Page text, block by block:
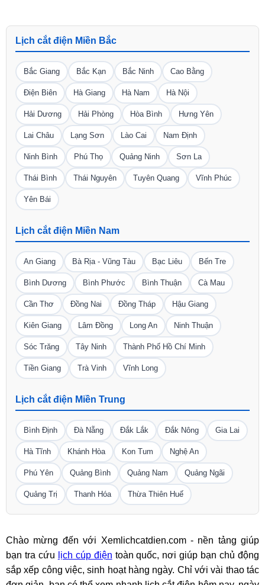
Lịch cắt điện Miền Bắc
Bắc Giang Bắc Kạn Bắc Ninh Cao Bằng
Điện Biên Hà Giang Hà Nam Hà Nội
Hải Dương Hải Phòng Hòa Bình Hưng Yên
Lai Châu Lạng Sơn Lào Cai Nam Định
Ninh Bình Phú Thọ Quảng Ninh Sơn La
Thái Bình Thái Nguyên Tuyên Quang Vĩnh Phúc
Yên Bái
Lịch cắt điện Miền Nam
An Giang Bà Rịa - Vũng Tàu Bạc Liêu Bến Tre
Bình Dương Bình Phước Bình Thuận Cà Mau
Cần Thơ Đồng Nai Đồng Tháp Hậu Giang
Kiên Giang Lâm Đồng Long An Ninh Thuận
Sóc Trăng Tây Ninh Thành Phố Hồ Chí Minh
Tiền Giang Trà Vinh Vĩnh Long
Lịch cắt điện Miền Trung
Bình Định Đà Nẵng Đắk Lắk Đắk Nông Gia Lai
Hà Tĩnh Khánh Hòa Kon Tum Nghệ An
Phú Yên Quảng Bình Quảng Nam Quảng Ngãi
Quảng Trị Thanh Hóa Thừa Thiên Huế
Chào mừng đến với Xemlichcatdien.com - nền tảng giúp
bạn tra cứu
lịch cúp điện toàn quốc, nơi giúp bạn chủ động
sắp xếp công việc, sinh hoạt hàng ngày. Chỉ với vài thao tác